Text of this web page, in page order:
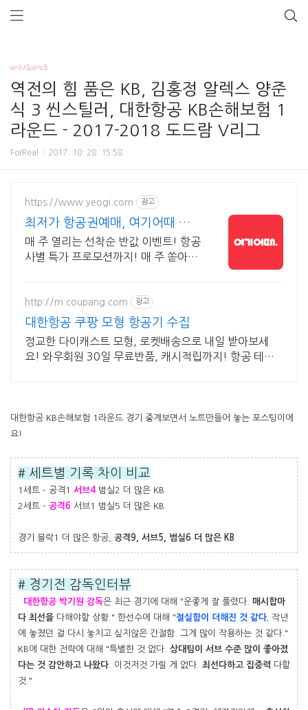
배구/프배노트
역전의 힘 품은 KB, 김홍정 알렉스 양준
식 3 씬스틸러, 대한항공 KB손해보험 1
라운드 - 2017-2018 도드람 V리그
ForReal 2017. 10. 28. 15:58
https://www.yeogi.com 광고
최저가 항공권예매, 여기어때 항
공+숙소 묶음 할인 혜택
매 주 열리는 선착순 반값 이벤트! 항공
사별 특가 프로모션까지! 매 주 쏟아지
http://m.coupang.com 광고
대한항공 쿠팡 모형 항공기 수집
정교한 다이캐스트 모형, 로켓배송으로 내일 받아보세
요! 와우회원 30일 무료반품, 캐시적립까지! 항공 테마
대한항공 KB손해보험 1라운드 경기 중계보면서 노트만들어 놓는 포스팅이에
요!
# 세트별 기록 차이 비교
1세트 - 공격1 서브4 범실2 더 많은 KB
2세트 - 공격6 서브1 범실5 더 많은 KB
경기 블락1 더 많은 항공, 공격9, 서브5, 범실6 더 많은 KB
# 경기전 감독인터뷰
대한항공 박기원 감독은 최근 경기에 대해 "운좋게 잘 풀렸다. 매시합마
다 최선을 다해야할 상황." 한선수에 대해 "절실함이 더해진 것 같다. 작년
에 놓쳤던 걸 다시 놓치고 싶지않은 간절함. 그게 많이 작용하는 것 같다."
KB에 대한 전략에 대해 "특별한 것 없다. 상대팀이 서브 수준 많이 좋아졌
다는 것 감안하고 나왔다 . 이것저것 가릴 게 없다. 최선다하고 집중력 다할
것."